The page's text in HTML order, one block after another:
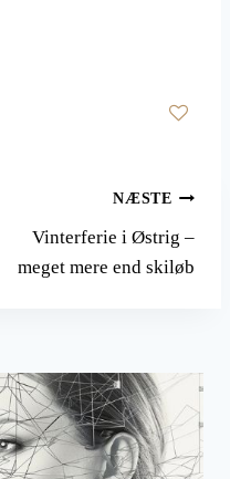
NÆSTE
Vinterferie i Østrig –
meget mere end skiløb